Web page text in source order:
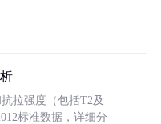
拉强度（包括T2及
标准数据，详细分